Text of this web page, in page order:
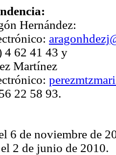
Hernández:
4 62 41 43 y
Martínez
22 58 93.
6 de noviembre de
2 de junio de 2010.